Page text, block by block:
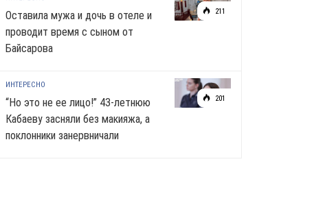
211
Оставила мужа и дочь в отеле и
проводит время с сыном от
Байсарова
201
ИНТЕРЕСНО
“Но это не ее лицо!” 43-летнюю
Кабаеву засняли без макияжа, а
поклонники занервничали